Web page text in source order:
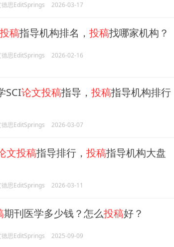
德思EditSprings 2026-03-17
稿指导机构排名， 投稿找哪家机构？
德思EditSprings 2026-02-16
SCI论文投稿指导， 投稿指导机构排行
德思EditSprings 2026-03-07
文投稿指导排行， 投稿指导机构大盘
德思EditSprings 2026-03-11
期刊医学多少钱？怎么投稿好？
德思EditSprings 2025-09-09